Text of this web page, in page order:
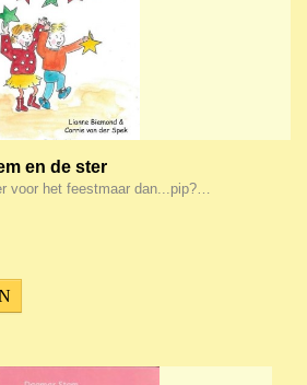
en de ster
voor het feestmaar dan...pip?…